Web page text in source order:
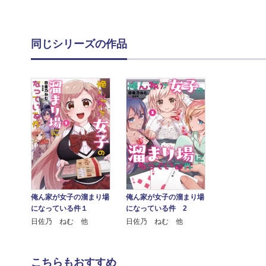
同じシリーズの作品
俺ん家が女子の溜まり場
になっている件１
日佐乃 ねむ 他
俺ん家が女子の溜まり場
になっている件 2
日佐乃 ねむ 他
こちらもおすすめ